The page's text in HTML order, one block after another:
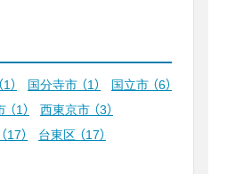
（1） 国分寺市 （1） 国立市 （6）
（1） 西東京市 （3）
（17） 台東区 （17）